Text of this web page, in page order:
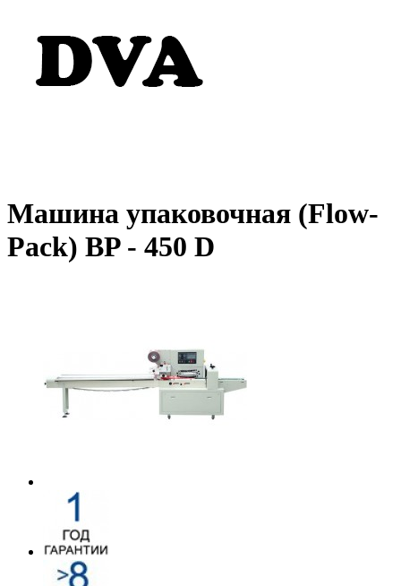
Машина упаковочная (Flow-
Pack) BP - 450 D